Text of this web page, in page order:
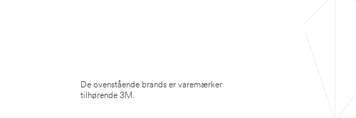
De ovenstående brands er varemærker
tilhørende 3M.